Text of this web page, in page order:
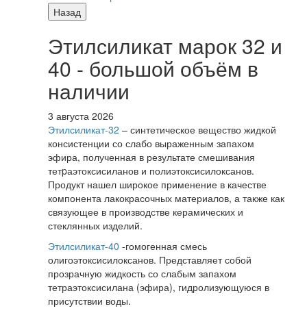
Назад
Этилсиликат марок 32 и
40 - большой объём в
наличии
3 августа 2026
Этилсиликат-32 – синтетическое вещество жидкой
консистенции со слабо выраженным запахом
эфира, полученная в результате смешивания
тетpаэтоксисиланов и полиэтоксисилоксанов.
Продукт нашел широкое применение в качестве
компонента лакокрасочных материалов, а также как
связующее в производстве керамических и
стеклянных изделий.
Этилсиликат-40 -гомогенная смесь
олигоэтоксисилоксанов. Представляет собой
прозрачную жидкость со слабым запахом
тетраэтоксисилана (эфира), гидролизующуюся в
присутствии воды.